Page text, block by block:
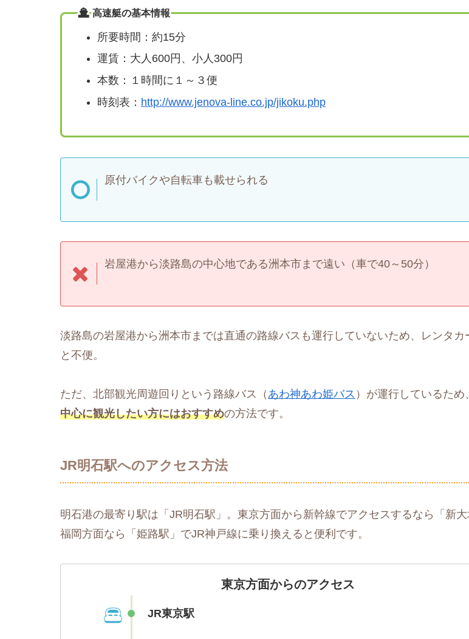
高速艇の基本情報
所要時間：約15分
運賃：大人600円、小人300円
本数：１時間に１～３便
時刻表： http://www.jenova-line.co.jp/jikoku.php
原付バイクや自転車も載せられる
岩屋港から淡路島の中心地である洲本市まで遠い（車で40～50分）
淡路島の岩屋港から洲本市までは直通の路線バスも運行していないため、レンタカ
と不便。
ただ、北部観光周遊回りという路線バス（ あわ神あわ姫バス ）が運行しているため、
中心に観光したい方にはおすすめの方法です。
JR明石駅へのアクセス方法
明石港の最寄り駅は「JR明石駅」。東京方面から新幹線でアクセスするなら「新大
福岡方面なら「姫路駅」でJR神戸線に乗り換えると便利です。
東京方面からのアクセス
JR東京駅